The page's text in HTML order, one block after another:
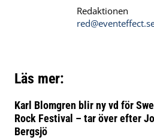
Redaktionen
Läs mer:
Karl Blomgren blir ny vd för
Rock Festival – tar över efter
Bergsjö